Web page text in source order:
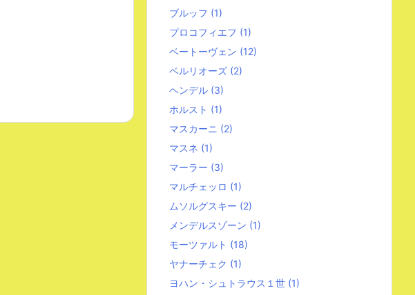
ブルッフ (1)
プロコフィエフ (1)
ベートーヴェン (12)
ベルリオーズ (2)
ヘンデル (3)
ホルスト (1)
マスカーニ (2)
マスネ (1)
マーラー (3)
マルチェッロ (1)
ムソルグスキー (2)
メンデルスゾーン (1)
モーツァルト (18)
ヤナーチェク (1)
ヨハン・シュトラウス１世 (1)